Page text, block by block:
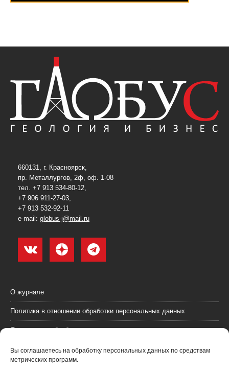
Вы соглашаетесь на обработку персональных данных по средствам
метрических программ.
660131, г. Красноярск,
пр. Металлургов, 2ф, оф. 1-08
тел. +7 913 534-80-12,
+7 906 911-27-03,
+7 913 532-92-11
e-mail: globus-j@mail.ru
О журнале
Политика в отношении обработки персональных данных
Согласие на обработку персональных данных
Пользовательское соглашение (оферта)